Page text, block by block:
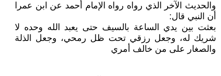
والحديث الآخر الذي رواه رواه الإمام أحمد عن ابن عمرا
أن النبي قال:
بعثت بين يدي الساعة بالسيف حتى يعبد الله وحده لا
شريك له، وجعل رزقي تحت ظل رمحي، وجعل الذلة
والصغار على من خالف أمري